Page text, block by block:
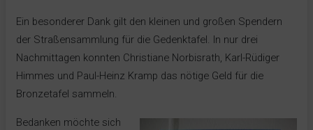
Ein besonderer Dank gilt den kleinen und großen Spendern
der Straßensammlung für die Gedenktafel. In nur drei
Nachmittagen konnten Christiane Norbisrath, Karl-Rüdiger
Himmes und Paul-Heinz Kramp das nötige Geld für die
Bronzetafel sammeln.
Bedanken möchte sich